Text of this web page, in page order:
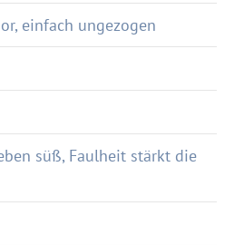
einfach ungezogen
süß, Faulheit stärkt die